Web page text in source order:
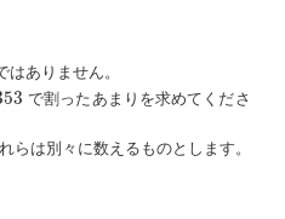
はありません。
で割ったあまりを求めてくださ
は別々に数えるものとします。